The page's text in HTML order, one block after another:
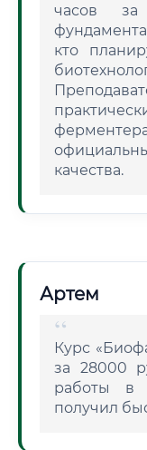
часов
кто
качества.
Артем
Курс
за 28000
работы в
получил